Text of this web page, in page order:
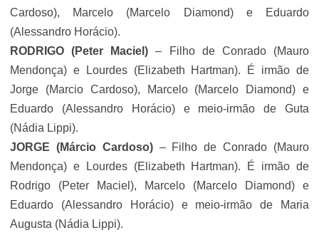
Cardoso), Marcelo (Marcelo Diamond) e Eduardo
(Alessandro Horácio).
RODRIGO (Peter Maciel) – Filho de Conrado (Mauro
Mendonça) e Lourdes (Elizabeth Hartman). É irmão de
Jorge (Marcio Cardoso), Marcelo (Marcelo Diamond) e
Eduardo (Alessandro Horácio) e meio-irmão de Guta
(Nádia Lippi).
JORGE (Márcio Cardoso)– Filho de Conrado (Mauro
Mendonça) e Lourdes (Elizabeth Hartman). É irmão de
Rodrigo (Peter Maciel), Marcelo (Marcelo Diamond) e
Eduardo (Alessandro Horácio) e meio-irmão de Maria
Augusta (Nádia Lippi).